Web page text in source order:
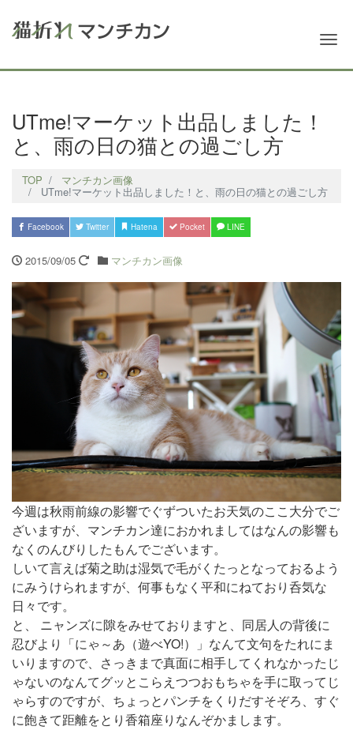
UTme!マーケット出品しました！
と、雨の日の猫との過ごし方
TOP マンチカン画像
UTme!マーケット出品しました！と、雨の日の猫との過ごし方
Facebook Twitter Hatena Pocket LINE
2015/09/05 マンチカン画像
今週は秋雨前線の影響でぐずついたお天気のここ大分でご
ざいますが、マンチカン達におかれましてはなんの影響も
なくのんびりしたもんでございます。
しいて言えば菊之助は湿気で毛がくたっとなっておるよう
にみうけられますが、何事もなく平和にねており呑気な
日々です。
と、 ニャンズに隙をみせておりますと、同居人の背後に
忍びより「にゃ～あ（遊べYO!）」なんて文句をたれにま
いりますので、さっきまで真面に相手してくれなかったじ
ゃないのなんてグッとこらえつつおもちゃを手に取ってじ
ゃらすのですが、ちょっとパンチをくりだすそぞろ、すぐ
に飽きて距離をとり香箱座りなんぞかまします。